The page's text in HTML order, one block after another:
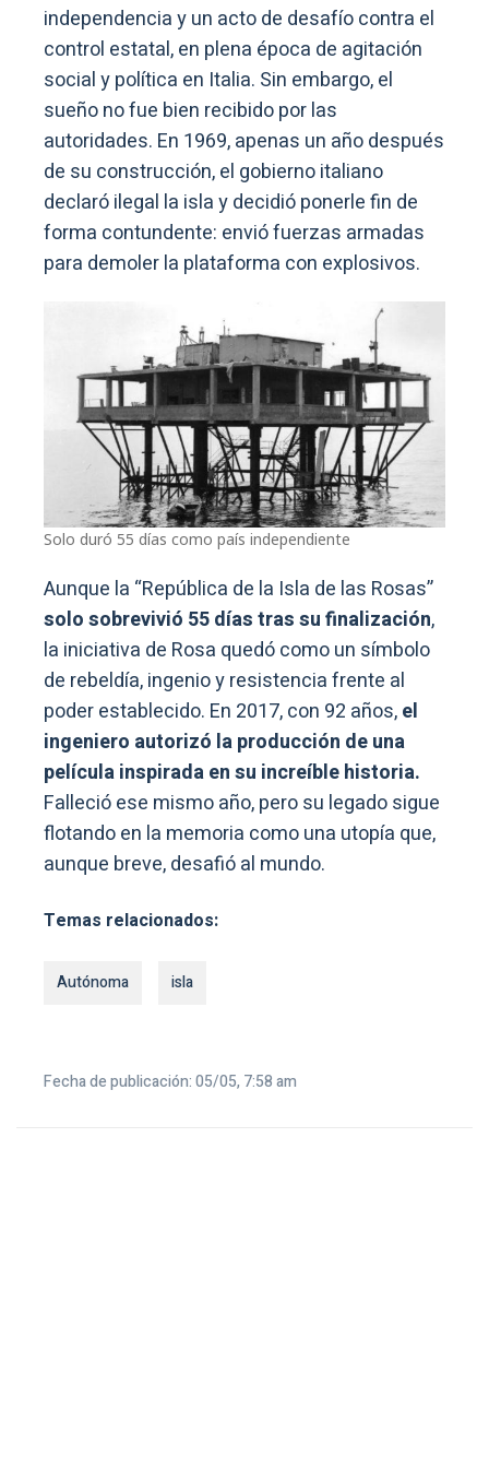
independencia y un acto de desafío contra el
control estatal, en plena época de agitación
social y política en Italia. Sin embargo, el
sueño no fue bien recibido por las
autoridades. En 1969, apenas un año después
de su construcción, el gobierno italiano
declaró ilegal la isla y decidió ponerle fin de
forma contundente: envió fuerzas armadas
para demoler la plataforma con explosivos.
Solo duró 55 días como país independiente
Aunque la “República de la Isla de las Rosas”
solo sobrevivió 55 días tras su finalización,
la iniciativa de Rosa quedó como un símbolo
de rebeldía, ingenio y resistencia frente al
poder establecido. En 2017, con 92 años,el
ingeniero autorizó la producción de una
película inspirada en su increíble historia.
Falleció ese mismo año, pero su legado sigue
flotando en la memoria como una utopía que,
aunque breve, desafió al mundo.
Temas relacionados:
Autónoma isla
Fecha de publicación: 05/05, 7:58 am